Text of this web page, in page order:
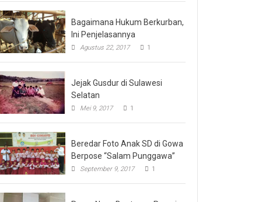
Bagaimana Hukum Berkurban,
Ini Penjelasannya
Agustus 22, 2017 1
Jejak Gusdur di Sulawesi
Selatan
Mei 9, 2017 1
Beredar Foto Anak SD di Gowa
Berpose “Salam Punggawa”
September 9, 2017 1